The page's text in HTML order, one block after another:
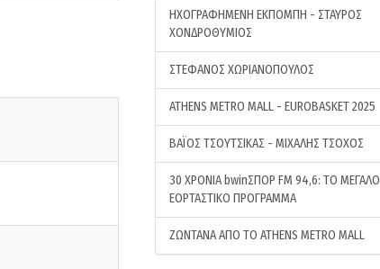
ΗΧΟΓΡΑΦΗΜΕΝΗ ΕΚΠΟΜΠΗ - ΣΤΑΥΡΟΣ
ΧΟΝΔΡΟΘΥΜΙΟΣ
ΣΤΕΦΑΝΟΣ ΧΩΡΙΑΝΟΠΟΥΛΟΣ
ATHENS METRO MALL - EUROBASKET 2025
ΒΑΪΟΣ ΤΣΟΥΤΣΙΚΑΣ - ΜΙΧΑΛΗΣ ΤΣΟΧΟΣ
30 ΧΡΟΝΙΑ bwinΣΠΟΡ FM 94,6: ΤΟ ΜΕΓΑΛΟ
ΕΟΡΤΑΣΤΙΚΟ ΠΡΟΓΡΑΜΜΑ
ΖΩΝΤΑΝΑ ΑΠΟ ΤΟ ATHENS METRO MALL